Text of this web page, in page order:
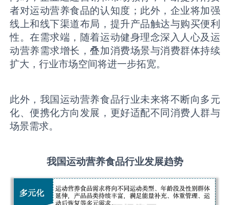
者对运动营养食品的认知度；此外，企业将加强
线上和线下渠道布局，提升产品触达与购买便利
性。在需求端，随着运动健身理念深入人心及运
动营养需求增长，叠加消费场景与消费群体持续
扩大，行业市场空间将进一步拓宽。
此外，我国运动营养食品行业未来将不断向多元
化、便携化方向发展，更好适配不同消费人群与
场景需求。
我国运动营养食品行业发展趋势